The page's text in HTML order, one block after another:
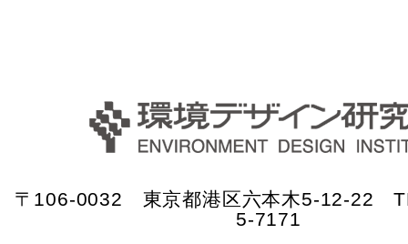
〒106-0032 東京都港区六本木5-12-22
5-7171